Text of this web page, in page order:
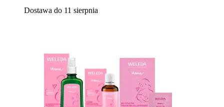
Dostawa do 11 sierpnia